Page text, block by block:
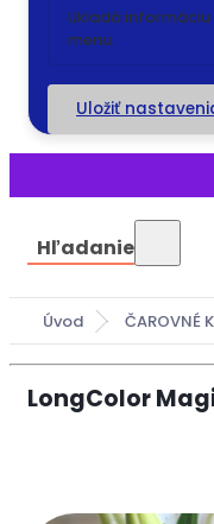
Ukladá
menu.
Uložiť
Hľadanie
Úvod ČAROVNÉ
LongColor